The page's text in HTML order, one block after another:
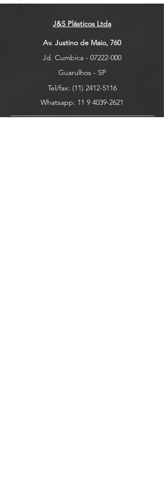
J&S Plásticos Ltda
Av. Justino de Maio, 760
Jd. Cumbica - 07222-000
Guarulhos - SP
Tel/fax: (11) 2412-5116
Whatsapp: 11 9 4039-2621